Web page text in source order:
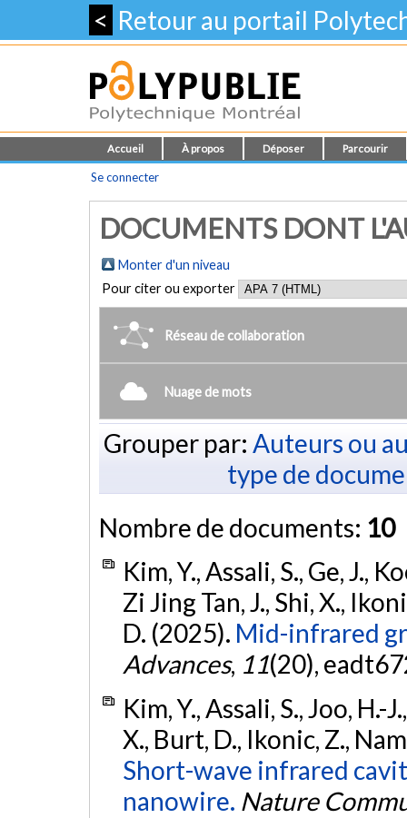
< Retour au portail
Accueil À propos Déposer Parcourir
Se connecter
DOCUMENTS DONT
Monter d'un niveau
Pour citer ou exporter
Réseau de collaboration
Nuage de mots
Grouper par: Auteurs ou
type de
Nombre de documents: 10
Kim, Y., Assali, S., Ge, J.,
Zi Jing Tan, J., Shi, X.,
D. (2025). Mid-infrared
Advances, 11(20),
Kim, Y., Assali, S., Joo, H.-
X., Burt, D., Ikonic, Z.,
Short-wave infrared
nanowire. Nature